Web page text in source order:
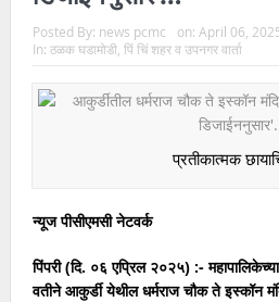
Posted By: news pcmc on: April 06,
In: ठळक घडामोडी, पिं चिं शहर व उपनगर वार्ता
प्रतीकात्मक
न्यूज पीसीएमसी नेटवर्क
पिंपरी (दि. ०६ एप्रिल २०२५) :-
वतीने आकुर्डी येथील धर्मराज चौक ते इस्कॉन